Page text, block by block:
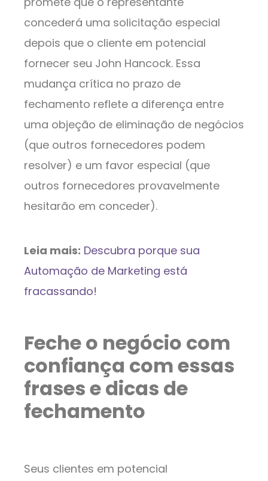
concederá uma solicitação especial
depois que o cliente em potencial
fornecer seu John Hancock. Essa
mudança crítica no prazo de
fechamento reflete a diferença entre
uma objeção de eliminação de negócios
(que outros fornecedores podem
resolver) e um favor especial (que
outros fornecedores provavelmente
hesitarão em conceder).
Leia mais: Descubra porque sua
Automação de Marketing está
fracassando!
Feche o negócio com
confiança com essas
frases e dicas de
fechamento
Seus clientes em potencial